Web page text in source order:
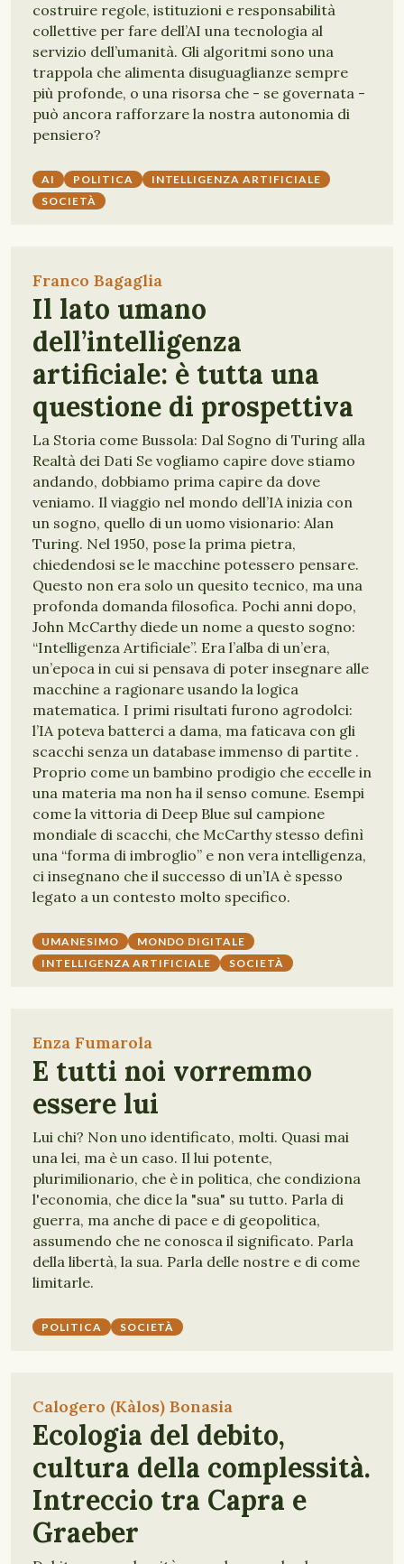
costruire regole, istituzioni e responsabilità
collettive per fare dell’AI una tecnologia al
servizio dell’umanità. Gli algoritmi sono una
trappola che alimenta disuguaglianze sempre
più profonde, o una risorsa che - se governata -
può ancora rafforzare la nostra autonomia di
pensiero?
AI POLITICA
INTELLIGENZA ARTIFICIALE
SOCIETÀ
Franco Bagaglia
Il lato umano
dell’intelligenza
artificiale: è tutta una
questione di prospettiva
La Storia come Bussola: Dal Sogno di Turing alla
Realtà dei Dati Se vogliamo capire dove stiamo
andando, dobbiamo prima capire da dove
veniamo. Il viaggio nel mondo dell’IA inizia con
un sogno, quello di un uomo visionario: Alan
Turing. Nel 1950, pose la prima pietra,
chiedendosi se le macchine potessero pensare.
Questo non era solo un quesito tecnico, ma una
profonda domanda filosofica. Pochi anni dopo,
John McCarthy diede un nome a questo sogno:
“Intelligenza Artificiale”. Era l’alba di un’era,
un’epoca in cui si pensava di poter insegnare alle
macchine a ragionare usando la logica
matematica. I primi risultati furono agrodolci:
l’IA poteva batterci a dama, ma faticava con gli
scacchi senza un database immenso di partite .
Proprio come un bambino prodigio che eccelle in
una materia ma non ha il senso comune. Esempi
come la vittoria di Deep Blue sul campione
mondiale di scacchi, che McCarthy stesso definì
una “forma di imbroglio” e non vera intelligenza,
ci insegnano che il successo di un’IA è spesso
legato a un contesto molto specifico.
UMANESIMO
MONDO DIGITALE
INTELLIGENZA ARTIFICIALE
SOCIETÀ
Enza Fumarola
E tutti noi vorremmo
essere lui
Lui chi? Non uno identificato, molti. Quasi mai
una lei, ma è un caso. Il lui potente,
plurimilionario, che è in politica, che condiziona
l'economia, che dice la "sua" su tutto. Parla di
guerra, ma anche di pace e di geopolitica,
assumendo che ne conosca il significato. Parla
della libertà, la sua. Parla delle nostre e di come
limitarle.
POLITICA SOCIETÀ
Calogero (Kàlos) Bonasia
Ecologia del debito,
cultura della complessità.
Intreccio tra Capra e
Graeber